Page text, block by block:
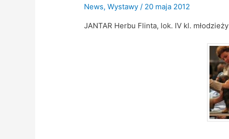
News,Wystawy / 20 maja 2012
JANTAR Herbu Flinta, lok. IV kl. młodzieży